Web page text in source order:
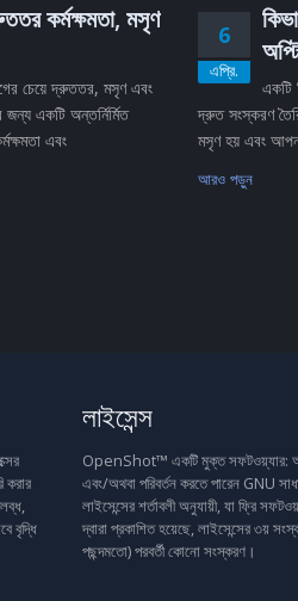
কর্মক্ষমতা, মসৃণ
চেয়ে দ্রুততর, মসৃণ এবং
একটি অন্তর্নির্মিত
এবং
6
এপ্রি.
একটি
দ্রুত সংস্করণ
মসৃণ হয় এবং
আরও পড়ুন
করার
বৃদ্ধি
লাইসেন্স
OpenShot™ একটি মুক্ত সফটওয়্যার:
এবং/অথবা পরিবর্তন করতে পারেন GNU
লাইসেন্সের শর্তাবলী অনুযায়ী, যা ফ্রি
দ্বারা প্রকাশিত হয়েছে, লাইসেন্সের ৩য়
পছন্দমতো) পরবর্তী কোনো সংস্করণ।